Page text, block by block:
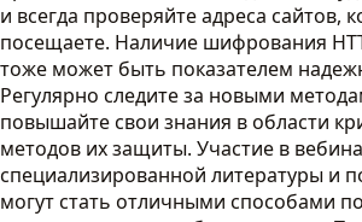
и всегда проверяйте адреса сайтов,
посещаете. Наличие шифрования
тоже может быть показателем
Регулярно следите за новыми
повышайте свои знания в области
методов их защиты. Участие в
специализированной литературы и
могут стать отличными способами